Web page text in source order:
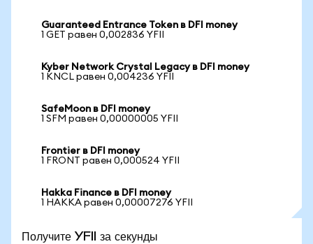
Guaranteed Entrance Token в DFI money
1 GET равен 0,002836 YFII
Kyber Network Crystal Legacy в DFI money
1 KNCL равен 0,004236 YFII
SafeMoon в DFI money
1 SFM равен 0,00000005 YFII
Frontier в DFI money
1 FRONT равен 0,000524 YFII
Hakka Finance в DFI money
1 HAKKA равен 0,00007276 YFII
Получите YFII за секунды